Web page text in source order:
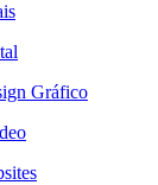
Gráfico